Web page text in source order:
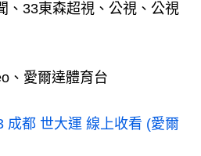
、33東森超視、公視、公視
、愛爾達體育台
成都 世大運 線上收看 (愛爾